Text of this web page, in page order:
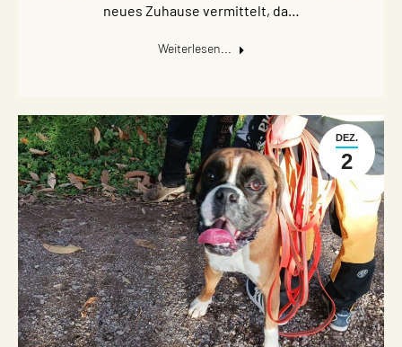
neues Zuhause vermittelt, da…
Weiterlesen...
DEZ.
2